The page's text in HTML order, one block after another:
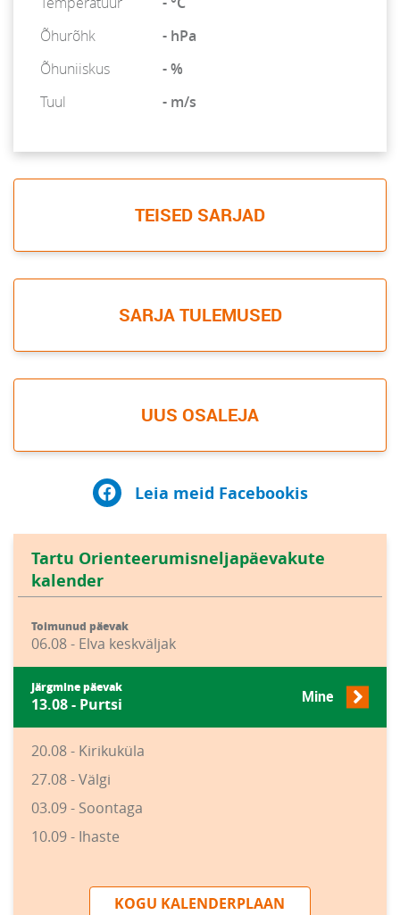
Õhurõhk
- hPa
Õhuniiskus
- %
Tuul
- m/s
TEISED SARJAD
SARJA TULEMUSED
UUS OSALEJA
Leia meid Facebookis
Tartu Orienteerumisneljapäevakute
kalender
Toimunud päevak
06.08 - Elva keskväljak
Järgmine päevak
13.08 - Purtsi Mine
20.08 - Kirikuküla
27.08 - Välgi
03.09 - Soontaga
10.09 - Ihaste
KOGU KALENDERPLAAN